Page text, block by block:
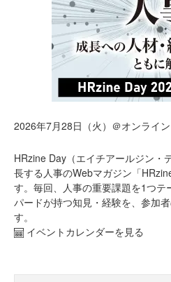
2026年7月28日（火）＠オンライン
HRzine Day（エイチアールジン・
長する人事のWebマガジン「
す。毎回、人事の重要課題を1つテ
パードが持つ知見・経験を、参加
す。
イベントカレンダーを見る